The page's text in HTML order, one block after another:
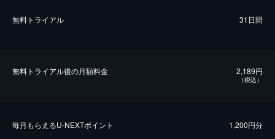
無料トライアル 31日間
無料トライアル後の⽉額料金 2,189円
（税込）
毎⽉もらえるU-NEXTポイント 1,200円分